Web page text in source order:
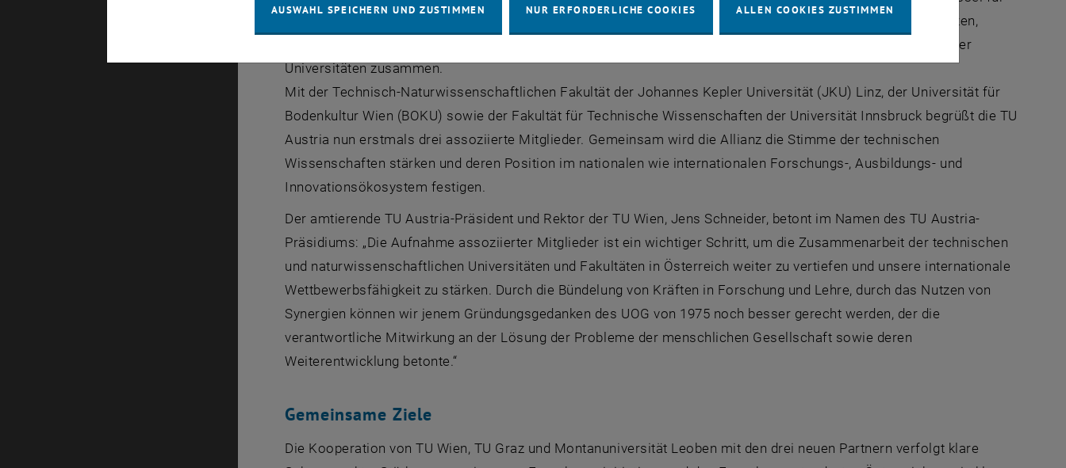
Innovation, Wettbewerbsfähigkeit und gesellschaftlichen Fortschritt. Um ihre Potenziale noch besser zu nutzen,
und arbeitet künftig noch enger mit technischen Fakultäten anderer österreichischer
Universitäten zusammen.
Mit der Technisch-Naturwissenschaftlichen Fakultät der Johannes Kepler Universität (JKU) Linz, der Universität für
Bodenkultur Wien (BOKU) sowie der Fakultät für Technische Wissenschaften der Universität Innsbruck begrüßt die TU
Austria nun erstmals drei assoziierte Mitglieder. Gemeinsam wird die Allianz die Stimme der technischen
Wissenschaften stärken und deren Position im nationalen wie internationalen Forschungs-, Ausbildungs- und
Innovationsökosystem festigen.
Der amtierende TU Austria-Präsident und Rektor der TU Wien, Jens Schneider, betont im Namen des TU Austria-
Präsidiums: „Die Aufnahme assoziierter Mitglieder ist ein wichtiger Schritt, um die Zusammenarbeit der technischen
und naturwissenschaftlichen Universitäten und Fakultäten in Österreich weiter zu vertiefen und unsere internationale
Wettbewerbsfähigkeit zu stärken. Durch die Bündelung von Kräften in Forschung und Lehre, durch das Nutzen von
Synergien können wir jenem Gründungsgedanken des UOG von 1975 noch besser gerecht werden, der die
verantwortliche Mitwirkung an der Lösung der Probleme der menschlichen Gesellschaft sowie deren
Weiterentwicklung betonte.“
Gemeinsame Ziele
Die Kooperation von TU Wien, TU Graz und Montanuniversität Leoben mit den drei neuen Partnern verfolgt klare
AUSWAHL SPEICHERN UND ZUSTIMMEN NUR ERFORDERLICHE COOKIES ALLEN COOKIES ZUSTIMMEN